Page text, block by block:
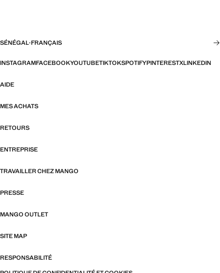
SÉNÉGAL·FRANÇAIS
INSTAGRAMFACEBOOKYOUTUBETIKTOKSPOTIFYPINTERESTXLINKEDIN
AIDE
MES ACHATS
RETOURS
ENTREPRISE
TRAVAILLER CHEZ MANGO
PRESSE
MANGO OUTLET
SITE MAP
RESPONSABILITÉ